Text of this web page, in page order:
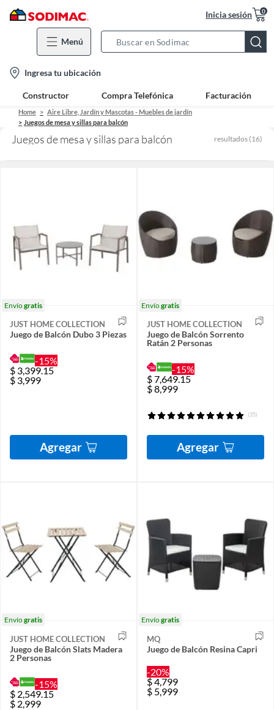
Inicia sesión 0
Menú
Bar
location-
icon
Ingresa tu ubicación
Constructor Compra Telefónica Facturación
Home
Aire Libre, Jardín y Mascotas - Muebles de jardín
Juegos de mesa y sillas para balcón
Juegos de mesa y sillas para balcón resultados (16)
Envíogratis
JUST HOME COLLECTION
Juego de Balcón Dubo 3 Piezas
-15%
$ 3,399.15
$ 3,999
Agregar
Envíogratis
JUST HOME COLLECTION
Juego de Balcón Sorrento
Ratán 2 Personas
-15%
$7,649.15
$8,999
(35)
Agregar
Envíogratis
JUST HOME COLLECTION
Juego de Balcón Slats Madera
2 Personas
-15%
$ 2,549.15
$ 2,999
Envíogratis
MQ
Juego de Balcón Resina Capri
-20%
$4,799
$ 5,999